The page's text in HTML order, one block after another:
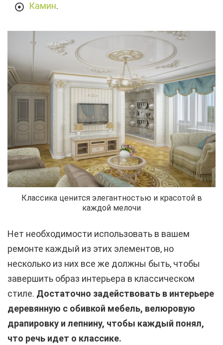
Камин.
Классика ценится элегантностью и красотой в
каждой мелочи
Нет необходимости использовать в вашем
ремонте каждый из этих элементов, но
несколько из них все же должны быть, чтобы
завершить образ интерьера в классическом
стиле. Достаточно задействовать в интерьере
деревянную с обивкой мебель, велюровую
драпировку и лепнину, чтобы каждый понял,
что речь идет о классике.